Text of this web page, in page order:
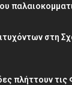
στη
πλήττουν τις